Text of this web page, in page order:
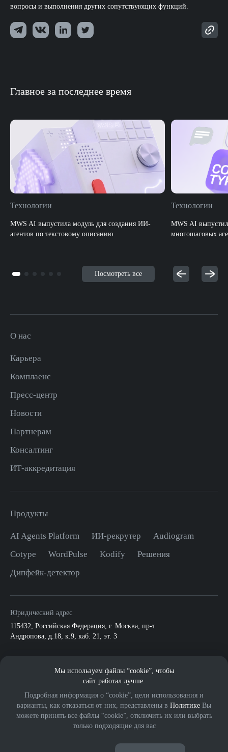
вопросы и выполнения других сопутствующих функций.
Главное за последнее время
Технологии
MWS AI выпустила модуль для создания ИИ-
агентов по текстовому описанию
Технологии
MWS AI
многошаговых
Посмотреть все
О нас
Карьера
Комплаенс
Пресс-центр
Новости
Партнерам
Консалтинг
ИТ-аккредитация
Продукты
AI Agents Platform ИИ-рекрутер
Audiogram
Cotype
WordPulse Kodify
Решения
Дипфейк-детектор
Юридический адрес
115432, Российская Федерация, г. Москва, пр-т
Андропова, д.18, к.9, каб. 21, эт. 3
Мы используем файлы “cookie”, чтобы
сайт работал лучше.
Подробная информация о “cookie”, цели использования и
варианты, как отказаться от них, представлены в Политике Вы
можете принять все файлы “cookie”, отключить их или выбрать
только подходящие для вас